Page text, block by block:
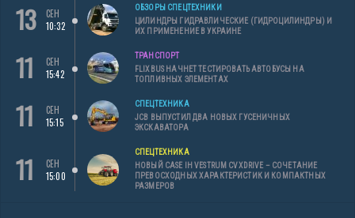
13
СЕН
10:32
ОБЗОРЫ СПЕЦТЕХНИКИ
ЦИЛИНДРЫ ГИДРАВЛИЧЕСКИЕ (ГИДРОЦИЛИНДРЫ) И
ИХ ПРИМЕНЕНИЕ В УКРАИНЕ
11
СЕН
15:42
ТРАНСПОРТ
FLIXBUS НАЧНЕТ ТЕСТИРОВАТЬ АВТОБУСЫ НА
ТОПЛИВНЫХ ЭЛЕМЕНТАХ
11
СЕН
15:15
СПЕЦТЕХНИКА
JCB ВЫПУСТИЛ ДВА НОВЫХ ГУСЕНИЧНЫХ
ЭКСКАВАТОРА
11
СЕН
15:00
СПЕЦТЕХНИКА
НОВЫЙ CASE IH VESTRUM CVXDRIVE – СОЧЕТАНИЕ
ПРЕВОСХОДНЫХ ХАРАКТЕРИСТИК И КОМПАКТНЫХ
РАЗМЕРОВ